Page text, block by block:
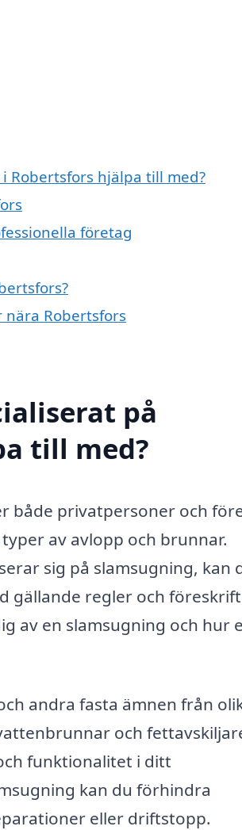
Robertsfors hjälpa till med?
företag
Robertsfors
på
till med?
både privatpersoner och
av avlopp och brunnar.
sig på slamsugning, kan
gällande regler och
av en slamsugning och hur
andra fasta ämnen från
och
funktionalitet i ditt
kan du förhindra
eller driftstopp.